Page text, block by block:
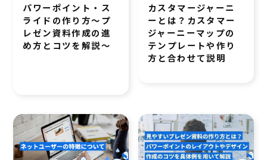
パワーポイント・ス
ライドの作り方～プ
レゼン資料作成の進
め方とコツを解説～
カスタマージャーニ
ーとは？カスタマー
ジャーニーマップの
テンプレートや作り
方と合わせて説明